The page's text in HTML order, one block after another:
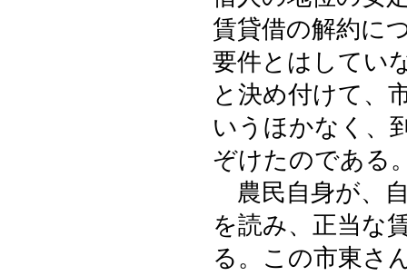
賃貸借の解約に
要件とはしてい
と決め付けて、
いうほかなく、
ぞけたのである
農民自身が、
を読み、正当な
る。この市東さ